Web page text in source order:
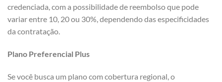
credenciada, com a possibilidade de reembolso que pode
variar entre 10, 20 ou 30%, dependendo das especificidades
da contratação.
Plano Preferencial Plus
Se você busca um plano com cobertura regional, o